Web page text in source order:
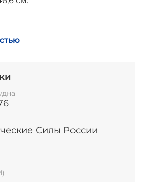
подставке: до 25см.
Силы России